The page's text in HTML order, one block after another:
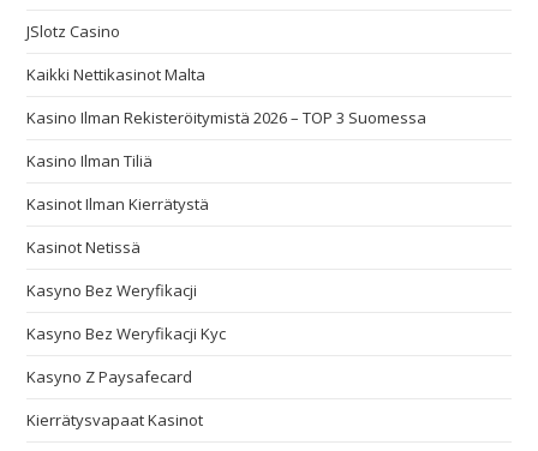
JSlotz Casino
Kaikki Nettikasinot Malta
Kasino Ilman Rekisteröitymistä 2026 – TOP 3 Suomessa
Kasino Ilman Tiliä
Kasinot Ilman Kierrätystä
Kasinot Netissä
Kasyno Bez Weryfikacji
Kasyno Bez Weryfikacji Kyc
Kasyno Z Paysafecard
Kierrätysvapaat Kasinot